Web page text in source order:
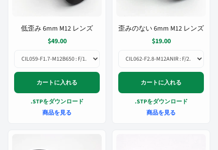
低歪み 6mm M12 レンズ
$49.00
カートに入れる
.STPをダウンロード
商品を見る
歪みのない 6mm M12 レンズ
$19.00
カートに入れる
.STPをダウンロード
商品を見る